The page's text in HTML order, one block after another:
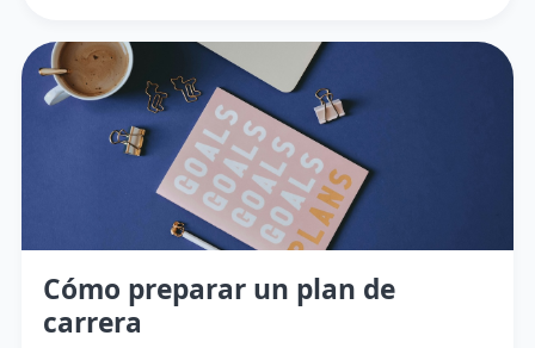
Cómo preparar un plan de
carrera